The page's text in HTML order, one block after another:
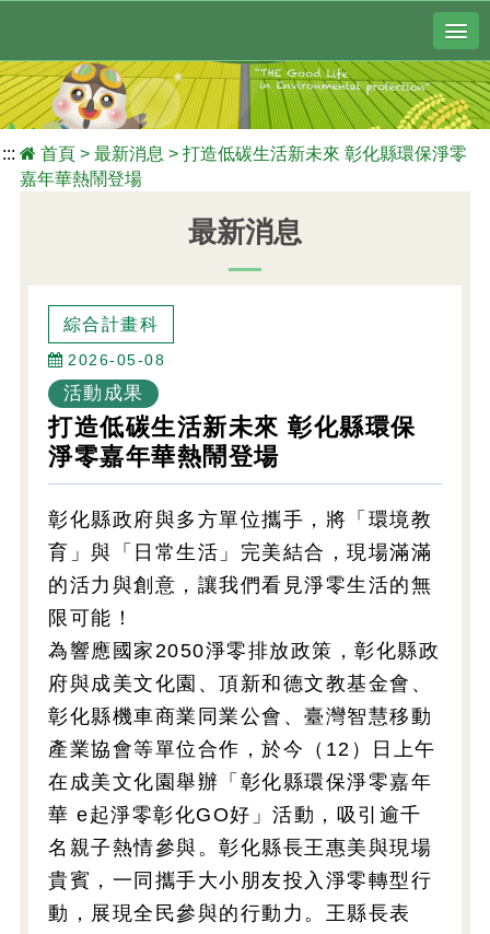
::: 首頁> 最新消息 > 打造低碳生活新未來 彰化縣環保淨零
嘉年華熱鬧登場
最新消息
綜合計畫科
2026-05-08
活動成果
打造低碳生活新未來 彰化縣環保
淨零嘉年華熱鬧登場
彰化縣政府與多方單位攜手，將「環境教
育」與「日常生活」完美結合，現場滿滿
的活力與創意，讓我們看見淨零生活的無
限可能！
為響應國家2050淨零排放政策，彰化縣政
府與成美文化園、頂新和德文教基金會、
彰化縣機車商業同業公會、臺灣智慧移動
產業協會等單位合作，於今（12）日上午
在成美文化園舉辦「彰化縣環保淨零嘉年
華 e起淨零彰化GO好」活動，吸引逾千
名親子熱情參與。彰化縣長王惠美與現場
貴賓，一同攜手大小朋友投入淨零轉型行
動，展現全民參與的行動力。王縣長表